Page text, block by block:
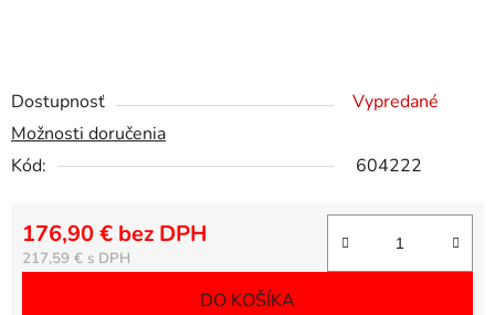
Dostupnosť
Vypredané
Možnosti doručenia
Kód:
604222
217,59 €
176,90 € bez DPH
DO KOŠÍKA